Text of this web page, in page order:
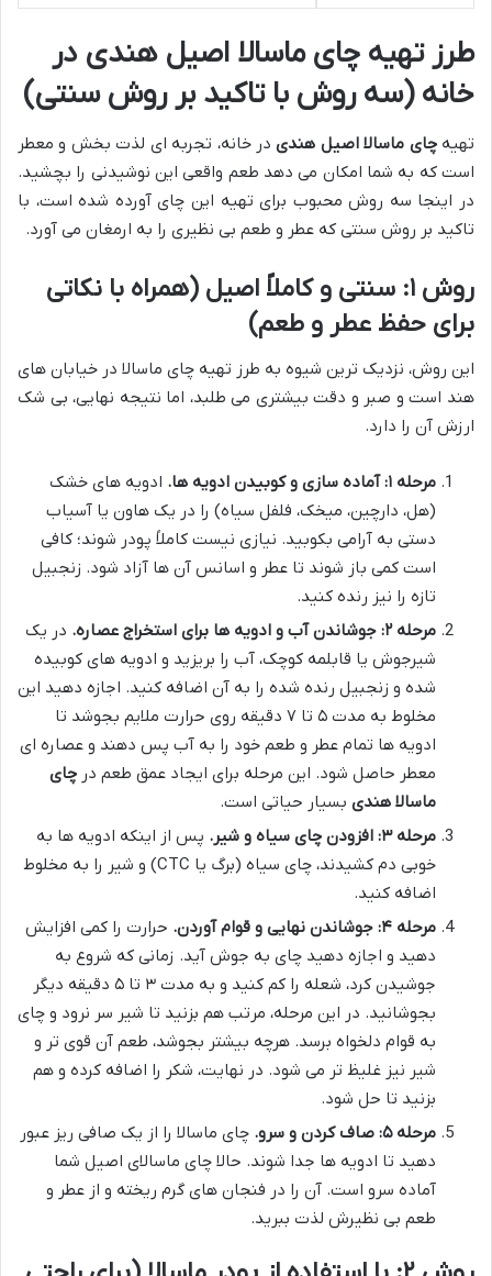
طرز تهیه چای ماسالا اصیل هندی در
خانه (سه روش با تاکید بر روش سنتی)
تهیهچای ماسالا اصیل هندیدر خانه، تجربه ای لذت بخش و معطر
است که به شما امکان می دهد طعم واقعی این نوشیدنی را بچشید.
در اینجا سه روش محبوب برای تهیه این چای آورده شده است، با
تاکید بر روش سنتی که عطر و طعم بی نظیری را به ارمغان می آورد.
روش ۱: سنتی و کاملاً اصیل (همراه با نکاتی
برای حفظ عطر و طعم)
این روش، نزدیک ترین شیوه به طرز تهیه چای ماسالا در خیابان های
هند است و صبر و دقت بیشتری می طلبد، اما نتیجه نهایی، بی شک
ارزش آن را دارد.
مرحله ۱: آماده سازی و کوبیدن ادویه ها.
ادویه های خشک
(هل، دارچین، میخک، فلفل سیاه) را در یک هاون یا آسیاب
دستی به آرامی بکوبید. نیازی نیست کاملاً پودر شوند؛ کافی
است کمی باز شوند تا عطر و اسانس آن ها آزاد شود. زنجبیل
تازه را نیز رنده کنید.
مرحله ۲: جوشاندن آب و ادویه ها برای استخراج عصاره.
در یک
شیرجوش یا قابلمه کوچک، آب را بریزید و ادویه های کوبیده
شده و زنجبیل رنده شده را به آن اضافه کنید. اجازه دهید این
مخلوط به مدت ۵ تا ۷ دقیقه روی حرارت ملایم بجوشد تا
ادویه ها تمام عطر و طعم خود را به آب پس دهند و عصاره ای
معطر حاصل شود. این مرحله برای ایجاد عمق طعم در چای
ماسالا هندی بسیار حیاتی است.
مرحله ۳: افزودن چای سیاه و شیر.
پس از اینکه ادویه ها به
خوبی دم کشیدند، چای سیاه (برگ یا CTC) و شیر را به مخلوط
اضافه کنید.
مرحله ۴: جوشاندن نهایی و قوام آوردن.
حرارت را کمی افزایش
دهید و اجازه دهید چای به جوش آید. زمانی که شروع به
جوشیدن کرد، شعله را کم کنید و به مدت ۳ تا ۵ دقیقه دیگر
بجوشانید. در این مرحله، مرتب هم بزنید تا شیر سر نرود و چای
به قوام دلخواه برسد. هرچه بیشتر بجوشد، طعم آن قوی تر و
شیر نیز غلیظ تر می شود. در نهایت، شکر را اضافه کرده و هم
بزنید تا حل شود.
مرحله ۵: صاف کردن و سرو.
چای ماسالا را از یک صافی ریز عبور
دهید تا ادویه ها جدا شوند. حالا چای ماسالای اصیل شما
آماده سرو است. آن را در فنجان های گرم ریخته و از عطر و
طعم بی نظیرش لذت ببرید.